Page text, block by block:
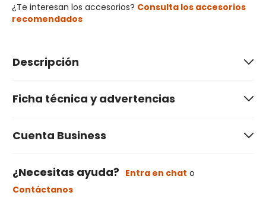
¿Te interesan los accesorios? Consulta los accesorios
recomendados
Descripción
Ficha técnica y advertencias
Cuenta Business
¿Necesitas ayuda? Entra en chat o
Contáctanos